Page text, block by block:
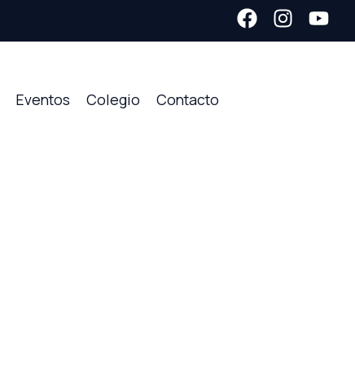
Eventos Colegio Contacto